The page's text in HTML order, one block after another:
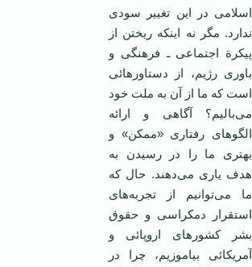
اسلامی در این تغییر سودی
ندارد. مگر نه اینکه ریختن از
پیکرة اجتماعی ـ فرهنگی و
باوری رژیم، از دستاورهائی
است که ما از آن به ملت خود
می‌بالیم؟ آگاهی و ارائه
الگوهای رفتاری «ممکن» و
بهتری ما را در رسیدن به
هدف یاری می‌دهند. حال که
ما می‌توانیم از تجربه‌های
استقرار دمکراسی و حقوق
بشر کشورهای اروپائی و
آمریکائی بیاموزیم، چرا در